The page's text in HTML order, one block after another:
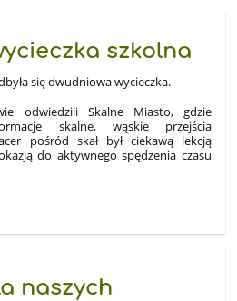
szkolna
się dwudniowa wycieczka.
odwiedzili Skalne Miasto, gdzie
skalne, wąskie przejścia
pośród skał był ciekawą lekcją
do aktywnego spędzenia czasu
naszych